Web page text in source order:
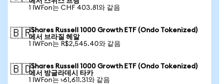
1 IWFon는 CHF 403.81와 같음
🇧🇷iShares Russell 1000 Growth ETF (Ondo Tokenized)
에서 브라질 헤알
1 IWFon는 R$2,545.40와 같음
🇧🇩iShares Russell 1000 Growth ETF (Ondo Tokenized)
에서 방글라데시 타카
1 IWFon는 ৳61,611.31와 같음